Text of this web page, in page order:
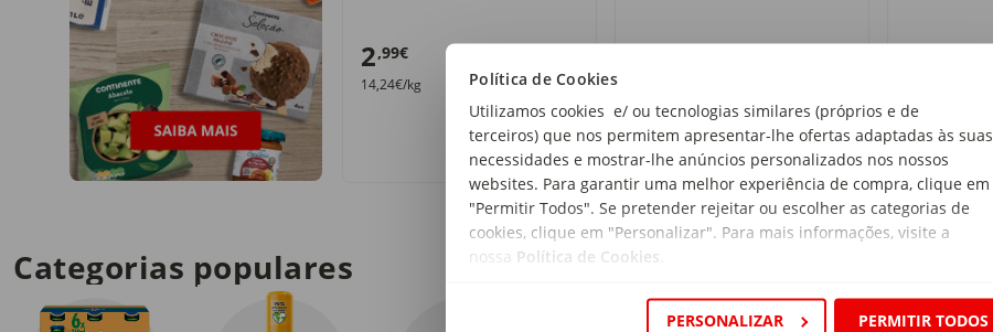
Política de Cookies
Utilizamos cookies e/ ou tecnologias similares (próprios e de
terceiros) que nos permitem apresentar-lhe ofertas adaptadas às suas
necessidades e mostrar-lhe anúncios personalizados nos nossos
websites. Para garantir uma melhor experiência de compra, clique em
"Permitir Todos". Se pretender rejeitar ou escolher as categorias de
cookies, clique em "Personalizar". Para mais informações, visite a
nossa Política de Cookies
PERSONALIZAR PERMITIR TODOS
2,99€
14,24€/kg
1 1
Categorias populares